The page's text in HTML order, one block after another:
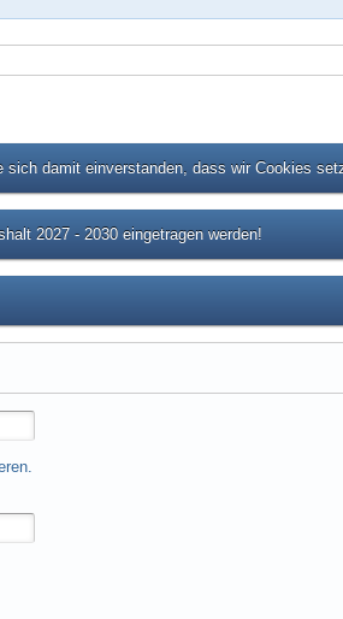
sich damit einverstanden, dass wir Cookies
2027 - 2030 eingetragen werden!